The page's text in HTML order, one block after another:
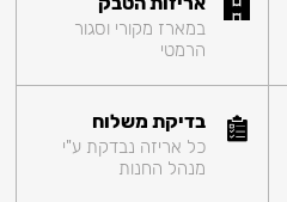
במארז מקורי וסגור
הרמטי
בדיקת משלוח
כל אריזה נבדקת ע"י
מנהל החנות